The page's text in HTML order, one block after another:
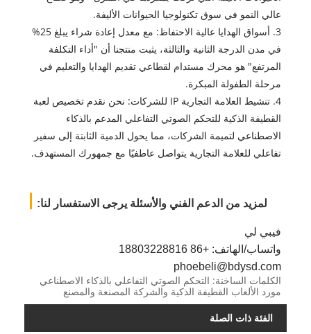
عالي النمو في سوق تكنولوجيا الحيوانات الأليفة.
3. أسواق الهدايا عالية الاحتفاظ: مع معدل إعادة شراء يبلغ 25%
في مدن الدرجة الثانية والثالثة، يثبت منتجنا أن "أداء التكلفة
المرتفع" هو محرك مستدام لقطاعي تقديم الهدايا والتعليم في
مرحلة الطفولة المبكرة.
4. تنشيط العلامة التجارية IP للشركات: نحن نقدم تخصيص لعبة
القطيفة الذكية للتحكم الصوتي التفاعلي المدعم بالذكاء
الاصطناعي لتميمة الشركات، مما يحول الدمية الثابتة إلى سفير
تفاعلي للعلامة التجارية يتواصل عاطفيًا مع جمهورك المستهدف.
لمزيد من الدعم الفني والأسئلة يرجى الاستفسار لنا:
فيبي لي
واتساب/الهاتف: +86 18803228816
phoebeli@bdysd.com
الكلمات الساخنة: التحكم الصوتي التفاعلي بالذكاء الاصطناعي
مورد الألعاب القطيفة الذكية والشركة المصنعة والمصنع
الفئة ذات الصلة